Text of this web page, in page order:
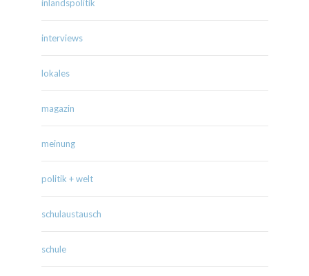
inlandspolitik
interviews
lokales
magazin
meinung
politik + welt
schulaustausch
schule